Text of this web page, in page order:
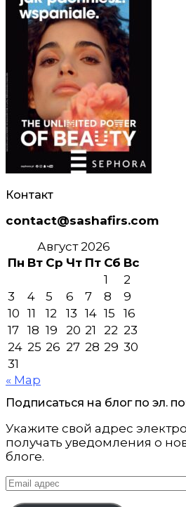
Контакт
contact@sashafirs.com
Август 2026
Пн Вт Ср Чт Пт Сб Вс
1
2
3
4 5 6 7 8
9
10 11 12 13 14 15
16
17 18 19 20 21 22 23
24 25 26 27 28 29 30
31
« Мар
Подписаться на блог по эл.
Укажите свой адрес
получать уведомления о
блоге.
Email
адрес